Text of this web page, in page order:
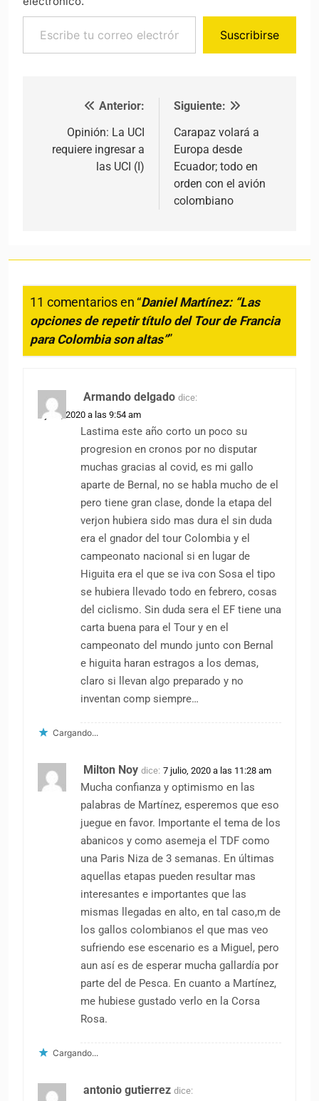
Escribe tu correo electrónico…
Suscribirse
Navegación de entradas
Anterior:
Opinión: La UCI
requiere ingresar a
las UCI (I)
Siguiente:
Carapaz volará a
Europa desde
Ecuador; todo en
orden con el avión
colombiano
11 comentarios en “Daniel Martínez: “Las
opciones de repetir título del Tour de Francia
para Colombia son altas””
Armando delgado dice:
7 julio, 2020 a las 9:54 am
Lastima este año corto un poco su
progresion en cronos por no disputar
muchas gracias al covid, es mi gallo
aparte de Bernal, no se habla mucho de el
pero tiene gran clase, donde la etapa del
verjon hubiera sido mas dura el sin duda
era el gnador del tour Colombia y el
campeonato nacional si en lugar de
Higuita era el que se iva con Sosa el tipo
se hubiera llevado todo en febrero, cosas
del ciclismo. Sin duda sera el EF tiene una
carta buena para el Tour y en el
campeonato del mundo junto con Bernal
e higuita haran estragos a los demas,
claro si llevan algo preparado y no
inventan comp siempre…
Cargando...
Milton Noy dice: 7 julio, 2020 a las 11:28 am
Mucha confianza y optimismo en las
palabras de Martínez, esperemos que eso
juegue en favor. Importante el tema de los
abanicos y como asemeja el TDF como
una Paris Niza de 3 semanas. En últimas
aquellas etapas pueden resultar mas
interesantes e importantes que las
mismas llegadas en alto, en tal caso,m de
los gallos colombianos el que mas veo
sufriendo ese escenario es a Miguel, pero
aun así es de esperar mucha gallardía por
parte del de Pesca. En cuanto a Martínez,
me hubiese gustado verlo en la Corsa
Rosa.
Cargando...
antonio gutierrez dice: